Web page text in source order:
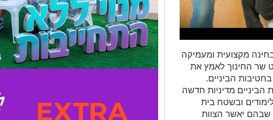
מקצועית ומעמיקה
שר החינוך לאמץ את
הביניים.
מדיניות חדשה
ובשטח בית
שבהם יאשר הצוות